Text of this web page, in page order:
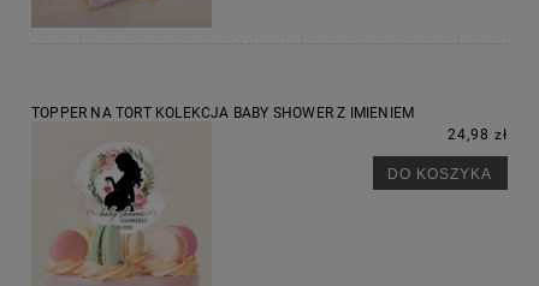
TOPPER NA TORT KOLEKCJA BABY SHOWER Z IMIENIEM
24,98 zł
DO KOSZYKA